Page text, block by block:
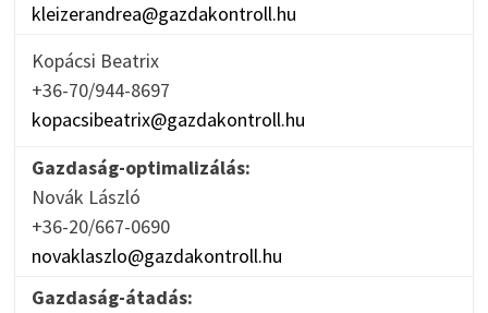
kleizerandrea@gazdakontroll.hu
Kopácsi Beatrix
+36-70/944-8697
kopacsibeatrix@gazdakontroll.hu
Gazdaság-optimalizálás:
Novák László
+36-20/667-0690
novaklaszlo@gazdakontroll.hu
Gazdaság-átadás: